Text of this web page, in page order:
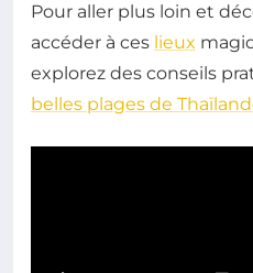
Pour aller plus loin et
accéder à ces lieux
explorez des conseils
belles plages de